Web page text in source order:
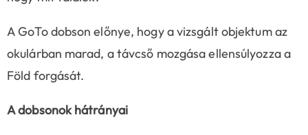
A GoTo dobson előnye, hogy a vizsgált objektum az
okulárban marad, a távcső mozgása ellensúlyozza a
Föld forgását.
A dobsonok hátrányai